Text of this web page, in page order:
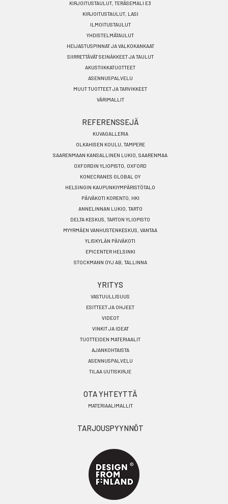
KIRJOITUSTAULUT, TERÄSEMALI E3
KIRJOITUSTAULUT, LASI
ILMOITUSTAULUT
YHDISTELMÄTAULUT
HEIJASTUSPINNAT JA VALKOKANKAAT
SIIRRETTÄVÄT SEINÄKKEET JA TAULUT
AKUSTIIKKATUOTTEET
ASENNUSPALVELU
MUUT TUOTTEET JA TARVIKKEET
VÄRIMALLIT
REFERENSSEJÄ
KUVAGALLERIA
OLKAHISEN KOULU, TAMPERE
SAARENMAAN KANSALLINEN LUKIO, SAARENMAA
OXFORDIN YLIOPISTO, OXFORD
KONECRANES GLOBAL OY
HELSINGIN KAUPUNKIYMPÄRISTÖTALO
PÄIVÄKOTI KORENTO, HKI
ANNELINNAN LUKIO, TARTO
DELTA KESKUS, TARTON YLIOPISTO
MYYRMÄEN VANHUSTENKESKUS, VANTAA
YLISKYLÄN PÄIVÄKOTI
EPICENTER HELSINKI
STOCKMANN OYJ AB, TALLINNA
YRITYS
VASTUULLISUUS
ESITTEET JA OHJEET
VIDEOT
VINKIT JA IDEAT
TUOTTEIDEN MATERIAALIT
AJANKOHTAISTA
ASENNUSPALVELU
TILAA UUTISKIRJE
OTA YHTEYTTÄ
MATERIAALIMALLIT
TARJOUSPYYNNÖT